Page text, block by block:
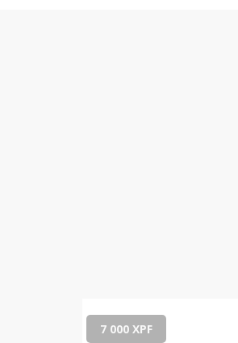
7 000 XPF